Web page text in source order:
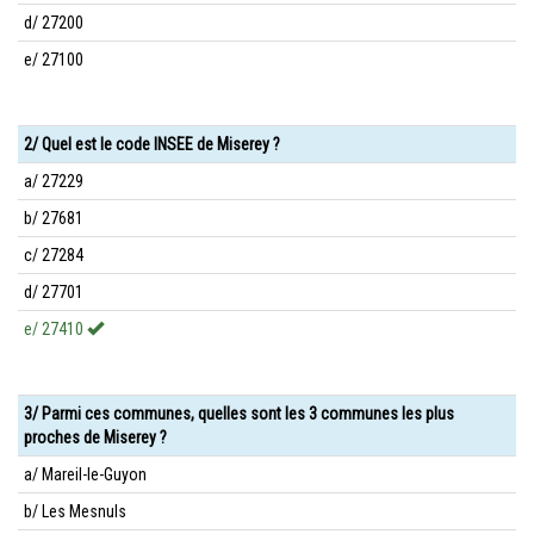
d/ 27200
e/ 27100
2/ Quel est le code INSEE de Miserey ?
a/ 27229
b/ 27681
c/ 27284
d/ 27701
e/ 27410
3/ Parmi ces communes, quelles sont les 3 communes les plus
proches de Miserey ?
a/ Mareil-le-Guyon
b/ Les Mesnuls